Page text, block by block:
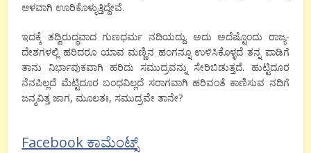
ಆಳವಾಗಿ ಊರಿಕೊಳ್ಳುತ್ತಿದ್ದೇವೆ.
ಇದಕ್ಕೆ ತದ್ವಿರುದ್ಧವಾದ ಗುಣಧರ್ಮ ನದಿಯದ್ದು. ಅದು ಅದೆಷ್ಟೊಂದು ರಾಜ್ಯ-
ದೇಶಗಳಲ್ಲಿ ಹರಿದರೂ ಯಾವ ಮಣ್ಣಿನ ಹಂಗನ್ನೂ ಉಳಿಸಿಕೊಳ್ಳದೆ ತನ್ನ ಪಾಡಿಗೆ
ತಾನು ನಿರ್ಭಾವುಕವಾಗಿ ಹರಿದು ಸಮುದ್ರವನ್ನು ಸೇರಿಬಿಡುತ್ತದೆ. ಹುಟ್ಟಿದೂರ
ನೆನಪಿಲ್ಲದೆ ಮೆಟ್ಟಿದೂರ ಬಂಧವಿಲ್ಲದೆ ಸರಾಗವಾಗಿ ಹರಿವಂತೆ ಕಾಣಿಸುವ ನದಿಗೆ
ಜನ್ಮವಿತ್ತ ಜಾಗ, ಮೂಲತಃ, ಸಮುದ್ರವೇ ತಾನೇ?
Facebook ಕಾಮೆಂಟ್ಸ್